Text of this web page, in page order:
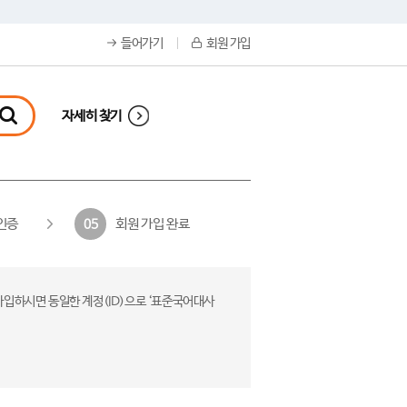
들어가기 회원 가입
자세히 찾기
증 05 회원 가입 완료
하시면 동일한 계정(ID)으로 ‘표준국어대사